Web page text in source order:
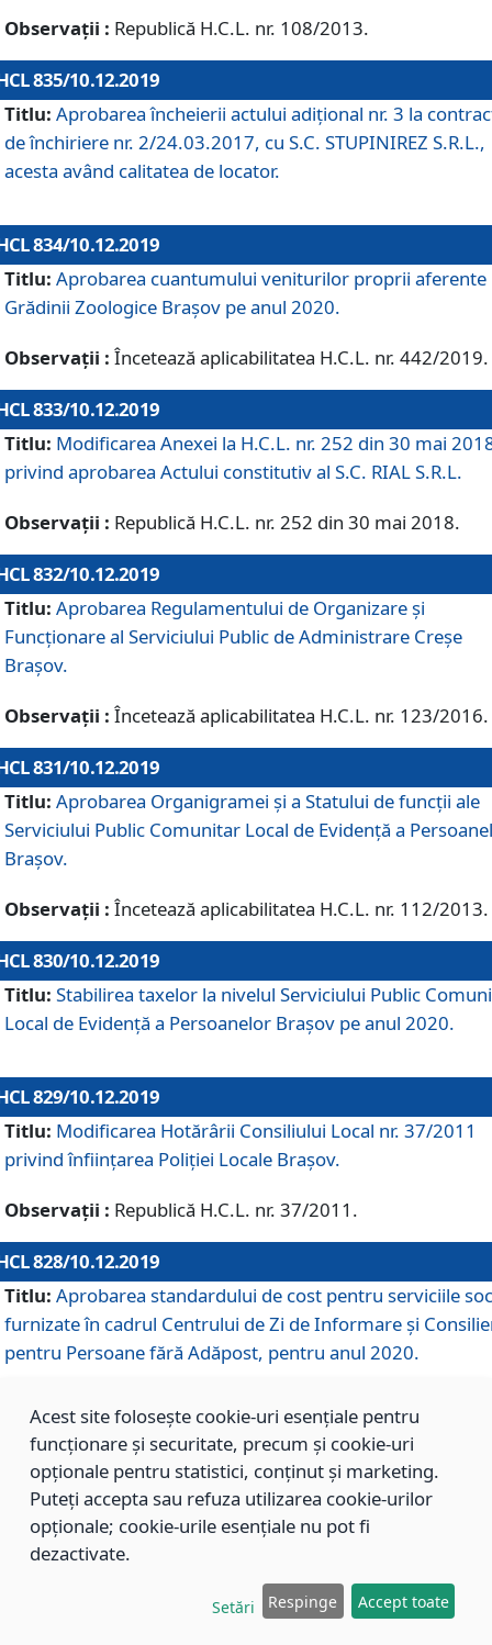
Observații : Republică H.C.L. nr. 108/2013.
835/10.12.2019
Titlu: Aprobarea încheierii actului adițional nr. 3 la
de închiriere nr. 2/24.03.2017, cu S.C. STUPINIREZ S.R.L.,
acesta având calitatea de locator.
834/10.12.2019
Titlu: Aprobarea cuantumului veniturilor proprii aferente
Grădinii Zoologice Braşov pe anul 2020.
Observații : Încetează aplicabilitatea H.C.L. nr. 442/2019.
833/10.12.2019
Titlu: Modificarea Anexei la H.C.L. nr. 252 din 30 mai
privind aprobarea Actului constitutiv al S.C. RIAL S.R.L.
Observații : Republică H.C.L. nr. 252 din 30 mai 2018.
832/10.12.2019
Titlu: Aprobarea Regulamentului de Organizare și
Funcționare al Serviciului Public de Administrare Creșe
Brașov.
Observații : Încetează aplicabilitatea H.C.L. nr. 123/2016.
831/10.12.2019
Titlu: Aprobarea Organigramei și a Statului de funcții ale
Serviciului Public Comunitar Local de Evidență a
Brașov.
Observații : Încetează aplicabilitatea H.C.L. nr. 112/2013.
830/10.12.2019
Titlu: Stabilirea taxelor la nivelul Serviciului Public
Local de Evidenţă a Persoanelor Braşov pe anul 2020.
829/10.12.2019
Titlu: Modificarea Hotărârii Consiliului Local nr. 37/2011
privind înființarea Poliției Locale Brașov.
Observații : Republică H.C.L. nr. 37/2011.
828/10.12.2019
Titlu: Aprobarea standardului de cost pentru serviciile
furnizate în cadrul Centrului de Zi de Informare și
pentru Persoane fără Adăpost, pentru anul 2020.
827/10.12.2019
Aprobarea standardului de cost pentru serviciile
furnizate în cadrul Centrului Rezidențial pentru Persoane
Adăpost, pentru anul 2020.
Aprobarea standardului de cost pentru serviciile
Acest site folosește cookie-uri esențiale pentru
funcționare și securitate, precum și cookie-uri
opționale pentru statistici, conținut și marketing.
Puteți accepta sau refuza utilizarea cookie-urilor
opționale; cookie-urile esențiale nu pot fi
dezactivate.
Setări Respinge Accept toate